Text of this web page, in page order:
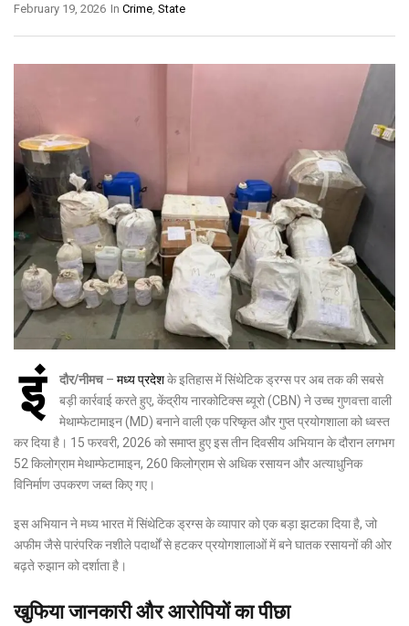
In Crime State
February 19, 2026
इं दौर/नीमच– मध्य प्रदेशके इतिहास में सिंथेटिक ड्रग्स पर अब तक की सबसे
बड़ी कार्रवाई करते हुए, केंद्रीय नारकोटिक्स ब्यूरो (CBN) ने उच्च गुणवत्ता वाली
मेथाम्फेटामाइन (MD) बनाने वाली एक परिष्कृत और गुप्त प्रयोगशाला को ध्वस्त
कर दिया है। 15 फरवरी, 2026 को समाप्त हुए इस तीन दिवसीय अभियान के दौरान लगभग
52 किलोग्राम मेथाम्फेटामाइन, 260 किलोग्राम से अधिक रसायन और अत्याधुनिक
विनिर्माण उपकरण जब्त किए गए।
इस अभियान ने मध्य भारत में सिंथेटिक ड्रग्स के व्यापार को एक बड़ा झटका दिया है, जो
अफीम जैसे पारंपरिक नशीले पदार्थों से हटकर प्रयोगशालाओं में बने घातक रसायनों की ओर
बढ़ते रुझान को दर्शाता है।
खुफिया जानकारी और आरोपियों का पीछा